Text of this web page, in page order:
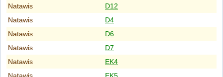
Natawis
D12
Natawis
D4
Natawis
D6
Natawis
D7
Natawis
EK4
Natawis
EK5